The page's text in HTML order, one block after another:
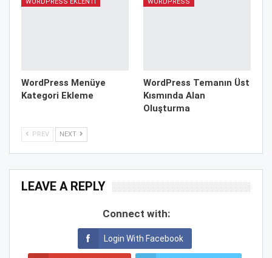
WordPress Menüye
Kategori Ekleme
WordPress Temanın Üst
Kısmında Alan
Oluşturma
PREV NEXT
LEAVE A REPLY
Connect with:
Login With Facebook